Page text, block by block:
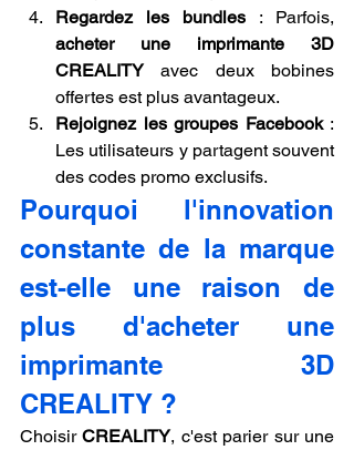
Regardez les bundles
acheter une imprimante 3D
CREALITY avec deux bobines
offertes est plus avantageux.
Rejoignez les groupes Facebook :
Les utilisateurs y partagent souvent
des codes promo exclusifs.
Pourquoi l'innovation
constante de la marque
est-elle une raison de
plus d'acheter une
imprimante 3D
CREALITY ?
Choisir CREALITY, c'est parier sur une